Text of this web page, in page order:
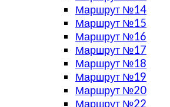
Маршрут №14
Маршрут №15
Маршрут №16
Маршрут №17
Маршрут №18
Маршрут №19
Маршрут №20
Маршрут №22